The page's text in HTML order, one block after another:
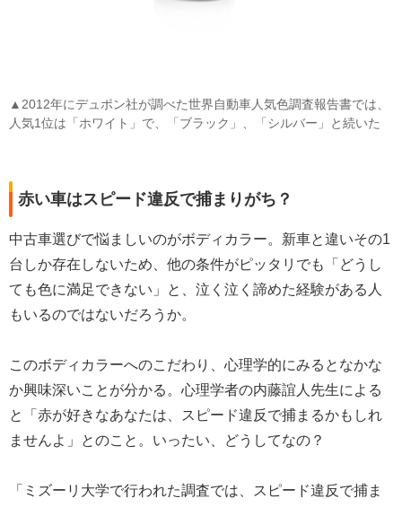
▲2012年にデュポン社が調べた世界自動車人気色調査報告書では、
人気1位は「ホワイト」で、「ブラック」、「シルバー」と続いた
赤い車はスピード違反で捕まりがち？
中古車選びで悩ましいのがボディカラー。新車と違いその1
台しか存在しないため、他の条件がピッタリでも「どうし
ても色に満足できない」と、泣く泣く諦めた経験がある人
もいるのではないだろうか。
このボディカラーへのこだわり、心理学的にみるとなかな
か興味深いことが分かる。心理学者の内藤誼人先生による
と「赤が好きなあなたは、スピード違反で捕まるかもしれ
ませんよ」とのこと。いったい、どうしてなの？
「ミズーリ大学で行われた調査では、スピード違反で捕ま